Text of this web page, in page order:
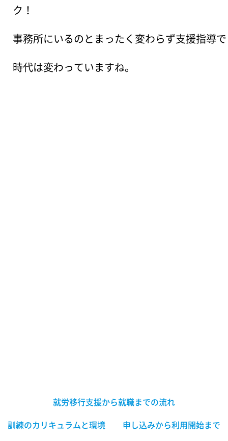
ク！
事務所にいるのとまったく変わらず支援指導
時代は変わっていますね。
就労移行支援から就職までの流れ
訓練のカリキュラムと環境
申し込みから利用開始まで